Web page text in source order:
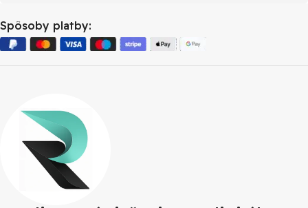
Spôsoby platby: